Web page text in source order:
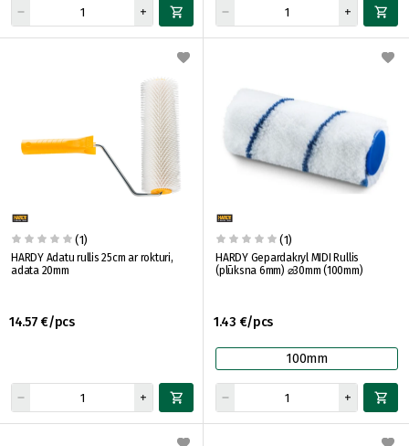
(1)
HARDY Adatu rullis 25cm ar rokturi,
adata 20mm
14.57 €/pcs
(1)
HARDY Gepardakryl MIDI Rullis
(plūksna 6mm) ⌀30mm (100mm)
1.43 €/pcs
100mm